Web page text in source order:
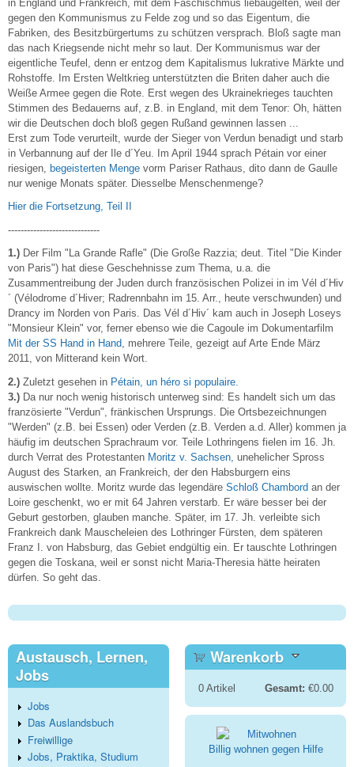
in England und Frankreich, mit dem Faschischmus liebäugelten, weil der
gegen den Kommunismus zu Felde zog und so das Eigentum, die
Fabriken, des Besitzbürgertums zu schützen versprach. Bloß sagte man
das nach Kriegsende nicht mehr so laut. Der Kommunismus war der
eigentliche Teufel, denn er entzog dem Kapitalismus lukrative Märkte und
Rohstoffe. Im Ersten Weltkrieg unterstützten die Briten daher auch die
Weiße Armee gegen die Rote. Erst wegen des Ukrainekrieges tauchten
Stimmen des Bedauerns auf, z.B. in England, mit dem Tenor: Oh, hätten
wir die Deutschen doch bloß gegen Rußand gewinnen lassen ...
Erst zum Tode verurteilt, wurde der Sieger von Verdun benadigt und starb
in Verbannung auf der Ile d´Yeu. Im April 1944 sprach Pétain vor einer
riesigen,
begeisterten Menge vorm Pariser Rathaus, dito dann de Gaulle
nur wenige Monats später. Diesselbe Menschenmenge?
Hier die Fortsetzung, Teil II
-----------------------------
1.) Der Film "La Grande Rafle" (Die Große Razzia; deut. Titel "Die Kinder
von Paris") hat diese Geschehnisse zum Thema, u.a. die
Zusammentreibung der Juden durch französischen Polizei in im Vél d´Hiv
´ (Vélodrome d´Hiver; Radrennbahn im 15. Arr., heute verschwunden) und
Drancy im Norden von Paris. Das Vél d´Hiv´ kam auch in Joseph Loseys
"Monsieur Klein" vor, ferner ebenso wie die Cagoule im Dokumentarfilm
Mit der SS Hand in Hand, mehrere Teile, gezeigt auf Arte Ende März
2011, von Mitterand kein Wort.
2.) Zuletzt gesehen in Pétain, un héro si populaire.
3.) Da nur noch wenig historisch unterweg sind: Es handelt sich um das
französierte "Verdun", fränkischen Ursprungs. Die Ortsbezeichnungen
"Werden" (z.B. bei Essen) oder Verden (z.B. Verden a.d. Aller) kommen ja
häufig im deutschen Sprachraum vor. Teile Lothringens fielen im 16. Jh.
durch Verrat des Protestanten Moritz v. Sachsen, unehelicher Spross
August des Starken, an Frankreich, der den Habsburgern eins
auswischen wollte. Moritz wurde das legendäre Schloß Chambord an der
Loire geschenkt, wo er mit 64 Jahren verstarb. Er wäre besser bei der
Geburt gestorben, glauben manche. Später, im 17. Jh. verleibte sich
Frankreich dank Mauscheleien des Lothringer Fürsten, dem späteren
Franz I. von Habsburg, das Gebiet endgültig ein. Er tauschte Lothringen
gegen die Toskana, weil er sonst nicht Maria-Theresia hätte heiraten
dürfen. So geht das.
Austausch, Lernen,
Jobs
Jobs
Das Auslandsbuch
Freiwillige
Jobs, Praktika, Studium
Warenkorb
0Artikel Gesamt: €0.00
Billig wohnen gegen Hilfe